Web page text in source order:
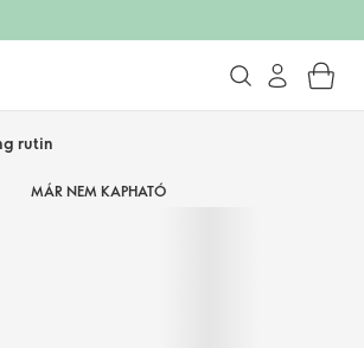
rutin
MÁR NEM KAPHATÓ